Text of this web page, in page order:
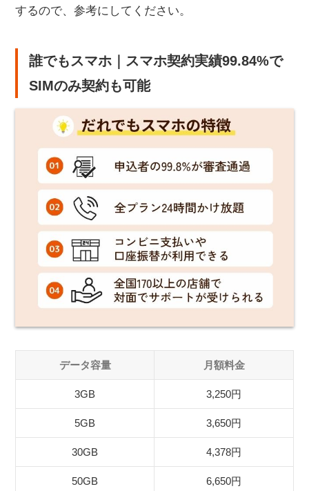
するので、参考にしてください。
誰でもスマホ｜スマホ契約実績99.84%で
SIMのみ契約も可能
データ容量 月額料金
3GB 3,250円
5GB 3,650円
30GB 4,378円
50GB 6,650円